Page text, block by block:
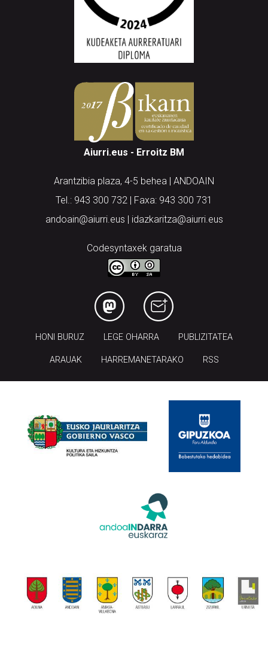
Aiurri.eus - Erroitz BM
Arantzibia plaza, 4-5 behea | ANDOAIN
Tel.: 943 300 732 | Faxa: 943 300 731
andoain@aiurri.eus | idazkaritza@aiurri.eus
Codesyntaxek garatua
HONI BURUZ LEGE OHARRA PUBLIZITATEA
ARAUAK HARREMANETARAKO RSS